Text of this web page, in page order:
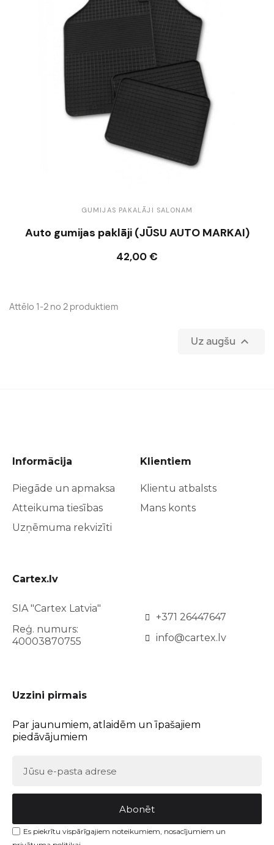
GUMIJAS PAKALĀJI SALONAM
Auto gumijas paklāji (JŪSU AUTO MARKAI)
42,00 €
Ielikt grozā
Attēlo 1-2 no 2 produktiem
Uz augšu 
Informācija
Piegāde un apmaksa
Atteikuma tiesības
Uzņēmuma rekvizīti
Klientiem
Klientu atbalsts
Mans konts
Cartex.lv
SIA "Cartex Latvia"
Reģ. numurs:
40003870755
+371 26447647
info@cartex.lv
Uzzini pirmais
Par jaunumiem, atlaidēm un īpašajiem
piedāvājumiem
Abonēt
Es piekrītu vispārīgajiem noteikumiem, nosacījumiem un